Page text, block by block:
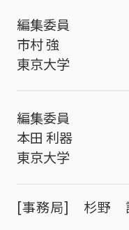
編集委員
市村 強
東京大学
編集委員
本田 利器
東京大学
[事務局] 杉野